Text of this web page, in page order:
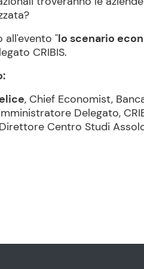
all'evento "lo scenario
CRIBIS.
, Chief Economist,
Delegato,
Centro Studi